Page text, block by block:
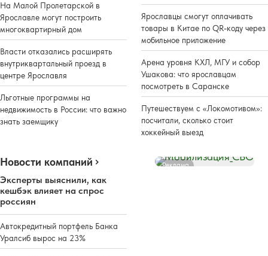
На Малой Пролетарской в
Ярославле могут построить
многоквартирный дом
Власти отказались расширять
внутриквартальный проезд в
центре Ярославля
Льготные программы на
недвижимость в России: что важно
знать заемщику
Ярославцы смогут оплачивать
товары в Китае по QR-коду через
мобильное приложение
Арена уровня КХЛ, МГУ и собор
Ушакова: что ярославцам
посмотреть в Саранске
Путешествуем с «Локомотивом»:
посчитали, сколько стоит
хоккейный выезд
Новости компаний
Эксперты выяснили, как
кешбэк влияет на спрос
россиян
Автокредитный портфель Банка
Уралсиб вырос на 23%
Реклама